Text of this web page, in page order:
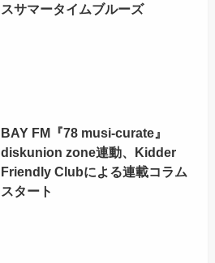
スサマータイムブルーズ
BAY FM『78 musi-curate』
diskunion zone連動、Kidder
Friendly Clubによる連載コラム
スタート